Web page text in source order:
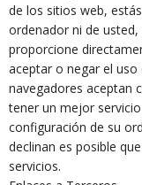
de los sitios web,
ordenador ni de
proporcione
aceptar o negar el
navegadores aceptan
tener un mejor
configuración de su
declinan es posible
servicios.